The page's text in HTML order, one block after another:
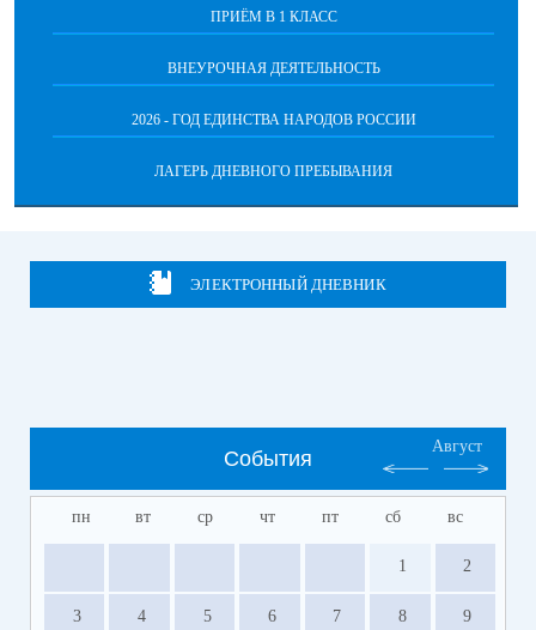
ПРИЁМ В 1 КЛАСС
ВНЕУРОЧНАЯ ДЕЯТЕЛЬНОСТЬ
2026 - ГОД ЕДИНСТВА НАРОДОВ РОССИИ
ЛАГЕРЬ ДНЕВНОГО ПРЕБЫВАНИЯ
ЭЛЕКТРОННЫЙ ДНЕВНИК
События
Август
пн вт ср чт пт сб вс
1 2
3 4 5 6 7 8 9